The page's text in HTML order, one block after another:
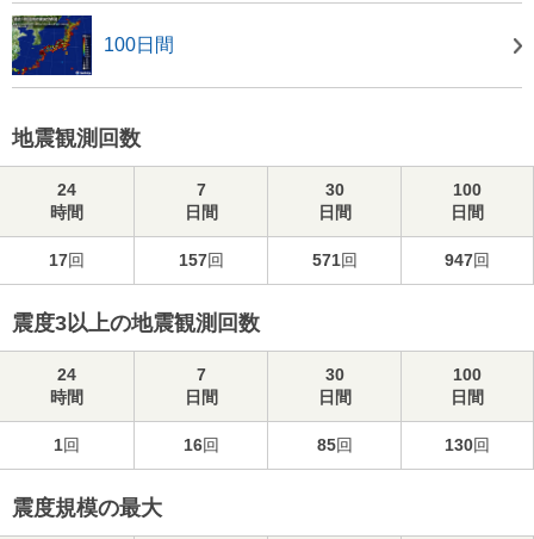
100日間
地震観測回数
24
時間
7
日間
30
日間
100
日間
17回 157回 571回 947回
震度3以上の地震観測回数
24
時間
7
日間
30
日間
100
日間
1回 16回 85回 130回
震度規模の最大